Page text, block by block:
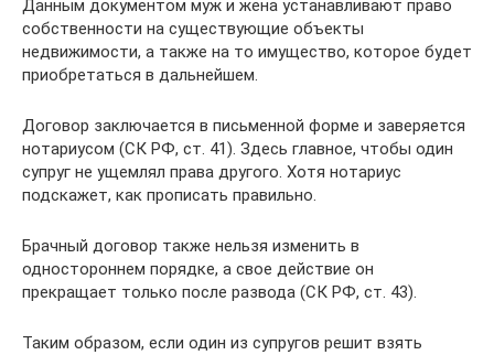
Данным документом муж и жена устанавливают право
собственности на существующие объекты
недвижимости, а также на то имущество, которое будет
приобретаться в дальнейшем.
Договор заключается в письменной форме и заверяется
нотариусом (СК РФ, ст. 41). Здесь главное, чтобы один
супруг не ущемлял права другого. Хотя нотариус
подскажет, как прописать правильно.
Брачный договор также нельзя изменить в
одностороннем порядке, а свое действие он
прекращает только после развода (СК РФ, ст. 43).
Таким образом, если один из супругов решит взять